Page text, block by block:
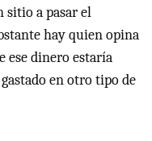
sitio a pasar el
hay quien opina
ese dinero estaría
en otro tipo de